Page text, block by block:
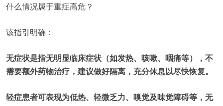
什么情况属于重症高危？
该指引明确：
无症状是指无明显临床症状（如发热、咳嗽、咽痛等），不
需要额外药物治疗，建议做好隔离，充分休息以尽快恢复。
轻症患者可表现为低热、轻微乏力、嗅觉及味觉障碍等，无